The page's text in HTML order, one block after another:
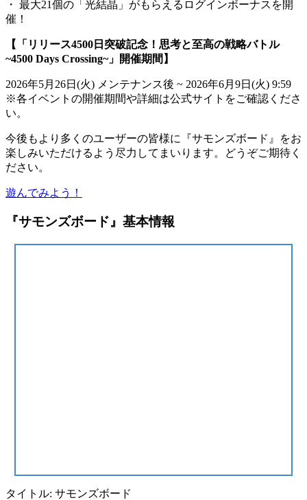
・ 最大21個の「光結晶」がもらえるログインボーナスを開
催！
【「リリース4500日突破記念！思考と至高の戦略バトル
~4500 Days Crossing~」開催期間】
2026年5月26日(火) メンテナンス後 ~ 2026年6月9日(火) 9:59
※各イベントの開催期間や詳細は公式サイトをご確認くださ
い。
今後もより多くのユーザーの皆様に『サモンズボード』をお
楽しみいただけるよう尽力してまいります。どうぞご期待く
ださい。
遊んでみよう！
『サモンズボード』基本情報
タイトル: サモンズボード